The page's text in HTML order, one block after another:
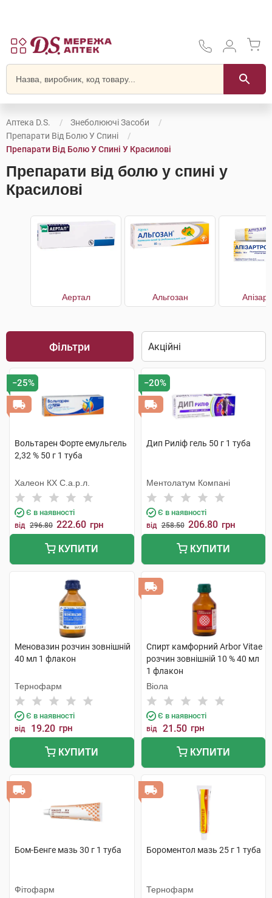
Аптека D.S.
Знеболюючі Засоби
Препарати Від Болю У Спині
Препарати Від Болю У Спині У Красилові
Препарати від болю у спині у
Красилові
Аертал Альгозан
Фільтри
−25%
Вольтарен Форте емульгель
2,32 % 50 г 1 туба
Халеон КХ С.а.р.л.
Є в наявності
від 296.80 222.60 грн
КУПИТИ
−20%
Дип Риліф гель 50 г 1 туба
Ментолатум Компані
Є в наявності
від 258.50 206.80 грн
КУПИТИ
Меновазин розчин зовнішній
40 мл 1 флакон
Тернофарм
Є в наявності
від 19.20 грн
КУПИТИ
Спирт камфорний Arbor Vitae
розчин зовнішній 10 % 40 мл
1 флакон
Віола
Є в наявності
від 21.50 грн
КУПИТИ
Бом-Бенге мазь 30 г 1 туба
Фітофарм
Бороментол мазь 25 г 1 туба
Тернофарм